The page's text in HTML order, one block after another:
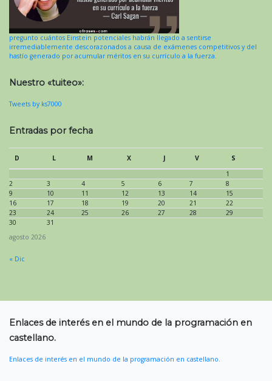
pregunto cuántos Einstein potenciales habrán llegado a sentirse
irremediablemente descorazonados a causa de exámenes competitivos y del
hastío generado por acumular méritos en su currículo a la fuerza.
Nuestro «tuiteo»:
Tweets by ks7000
Entradas por fecha
agosto 2026
D L M X J V
S
1
2
3 4 5 6 7
8
9
10 11 12 13 14
15
16
17 18 19 20 21
22
23
24 25 26 27 28
29
30
31
« Dic
Enlaces de interés en el mundo de la programación en
castellano.
Enlaces de interés en el mundo de la programación en castellano.